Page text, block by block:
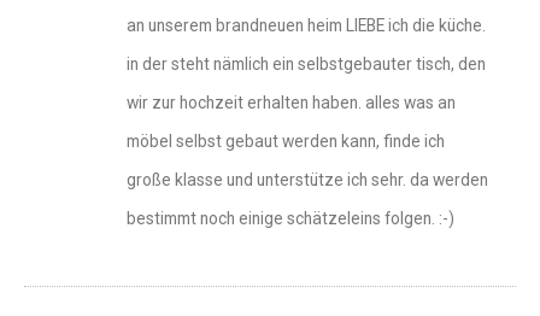
an unserem brandneuen heim LIEBE ich die küche.
in der steht nämlich ein selbstgebauter tisch, den
wir zur hochzeit erhalten haben. alles was an
möbel selbst gebaut werden kann, finde ich
große klasse und unterstütze ich sehr. da werden
bestimmt noch einige schätzeleins folgen. :-)